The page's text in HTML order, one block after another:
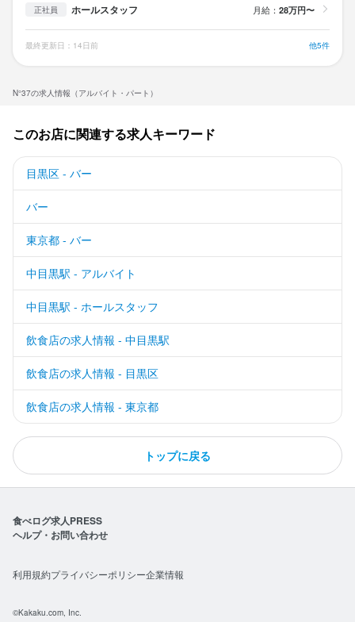
N°37の求人情報（アルバイト・パート）
正社員 ホールスタッフ 月給： 28万円〜
最終更新日：14日前 他5件
このお店に関連する求人キーワード
目黒区 - バー
バー
東京都 - バー
中目黒駅 - アルバイト
中目黒駅 - ホールスタッフ
飲食店の求人情報 - 中目黒駅
飲食店の求人情報 - 目黒区
飲食店の求人情報 - 東京都
トップに戻る
食べログ求人PRESS
ヘルプ・お問い合わせ
利用規約プライバシーポリシー企業情報
©Kakaku.com, Inc.